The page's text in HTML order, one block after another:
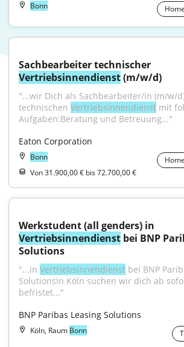
Bonn
Vertriebsinnendienst (m/w/d)
"...wir Dich als Sachbearbeiter/in (m/w/
technischen Vertriebsinnendienst mit
Aufgaben:Beratung und Betreuung..."
Eaton Corporation
Bonn
Von 31.900,00 € bis 72.700,00 €
Vertriebsinnendienst bei BNP
Solutions
"...in Vertriebsinnendienst bei BNP
SolutionsIn Köln suchen wir dich ab
befristet..."
BNP Paribas Leasing Solutions
Köln, Raum Bonn